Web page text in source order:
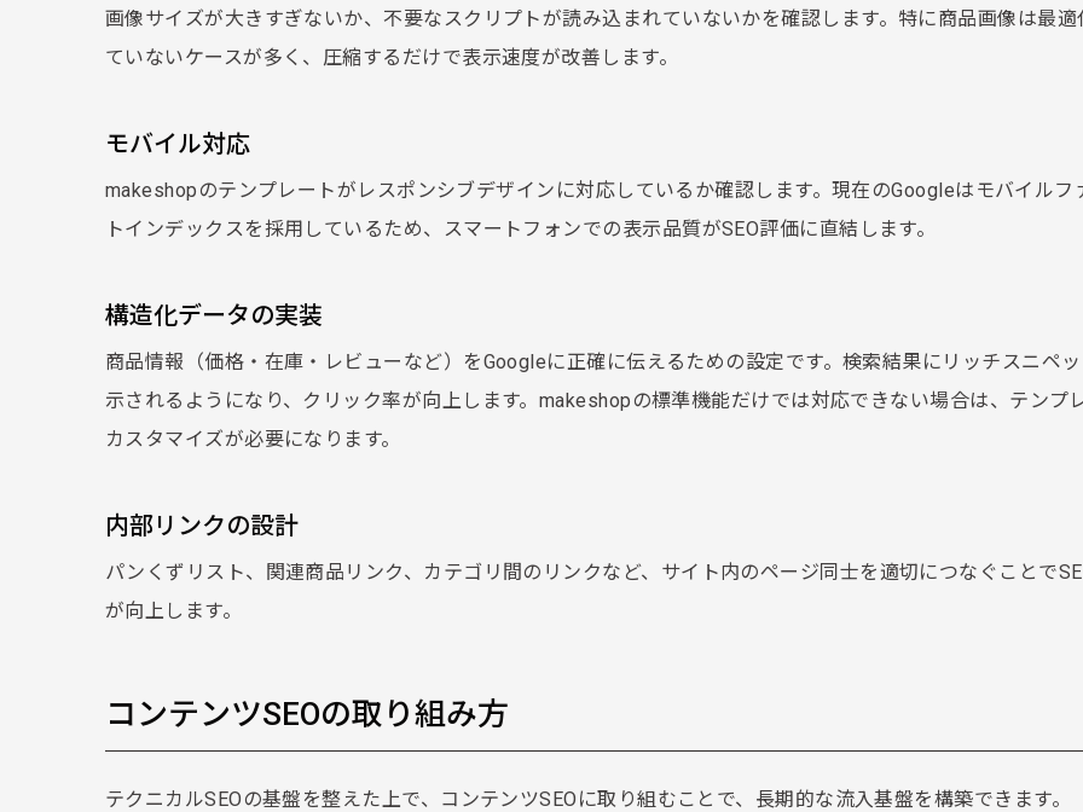
画像サイズが大きすぎないか、不要なスクリプトが読み込まれていないかを確認します。特に商品画像は最適
ていないケースが多く、圧縮するだけで表示速度が改善します。
モバイル対応
makeshopのテンプレートがレスポンシブデザインに対応しているか確認します。現在のGoogleはモバイルフ
トインデックスを採用しているため、スマートフォンでの表示品質がSEO評価に直結します。
構造化データの実装
商品情報（価格・在庫・レビューなど）をGoogleに正確に伝えるための設定です。検索結果にリッチスニペ
示されるようになり、クリック率が向上します。makeshopの標準機能だけでは対応できない場合は、テンプ
カスタマイズが必要になります。
内部リンクの設計
パンくずリスト、関連商品リンク、カテゴリ間のリンクなど、サイト内のページ同士を適切につなぐことで
が向上します。
コンテンツSEOの取り組み方
テクニカルSEOの基盤を整えた上で、コンテンツSEOに取り組むことで、長期的な流入基盤を構築できます。